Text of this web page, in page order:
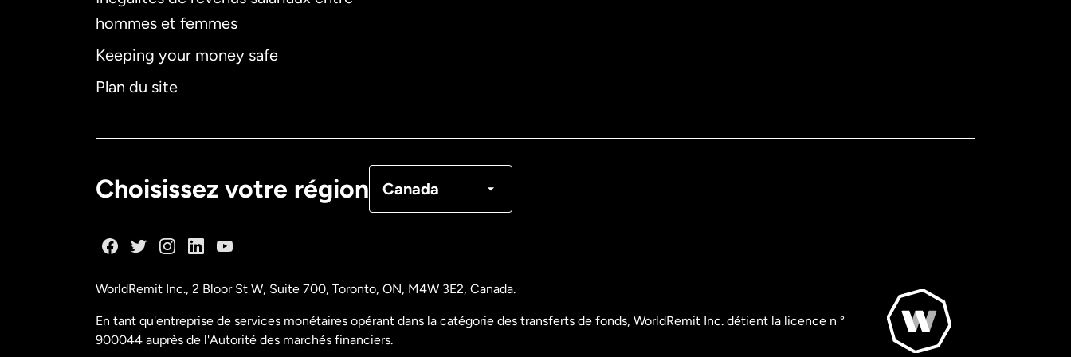
hommes et femmes
Keeping your money safe
Plan du site
Choisissez votre région Canada
États-Unis English
WorldRemit Inc., 2 Bloor St W, Suite 700, Toronto, ON, M4W 3E2, Canada.
En tant qu'entreprise de services monétaires opérant dans la catégorie des transferts de fonds, WorldRemit Inc. détient la licence n °
900044 auprès de l'Autorité des marchés financiers.